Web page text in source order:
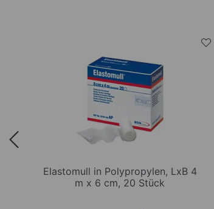
Elastomull in Polypropylen, LxB 4
m x 6 cm, 20 Stück